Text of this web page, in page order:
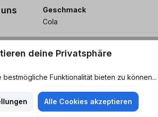
und
Geschmack
Cola
Leicht süß - Spritzig - Süffig
Durchschnittliche Nährwerte
deine Privatsphäre
Funktionalität bieten zu können...
Alle Cookies akzeptieren